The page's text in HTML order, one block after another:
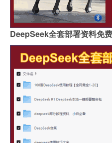
DeepSeek全套部署资料免